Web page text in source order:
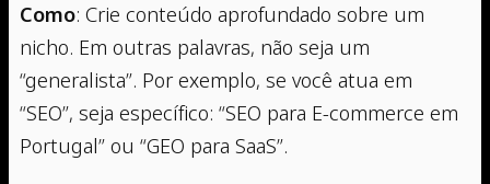
Como: Crie conteúdo aprofundado sobre um
nicho. Em outras palavras, não seja um
“generalista”. Por exemplo, se você atua em
“SEO”, seja específico: “SEO para E-commerce em
Portugal” ou “GEO para SaaS”.